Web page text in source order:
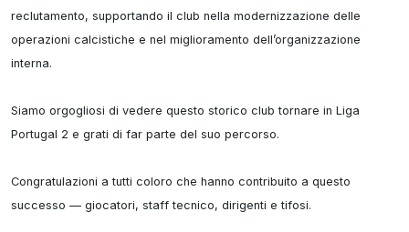
reclutamento, supportando il club nella modernizzazione delle
operazioni calcistiche e nel miglioramento dell’organizzazione
interna.
Siamo orgogliosi di vedere questo storico club tornare in Liga
Portugal 2 e grati di far parte del suo percorso.
Congratulazioni a tutti coloro che hanno contribuito a questo
successo — giocatori, staff tecnico, dirigenti e tifosi.